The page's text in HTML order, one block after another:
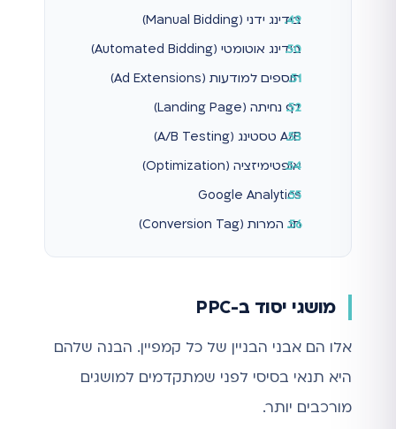
בידינג ידני (Manual Bidding)
בידינג אוטומטי (Automated Bidding)
תוספים למודעות (Ad Extensions)
דף נחיתה (Landing Page)
A/B טסטינג (A/B Testing)
אופטימיזציה (Optimization)
Google Analytics
תג המרות (Conversion Tag)
מושגי יסוד ב-PPC
אלו הם אבני הבניין של כל קמפיין. הבנה שלהם
היא תנאי בסיסי לפני שמתקדמים למושגים
מורכבים יותר.